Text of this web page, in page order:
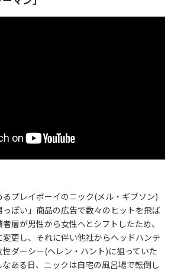
プレイボーイのニック(メル・ギブソン)
ぽい」商品の広告で数々のヒットを飛ば
層が男性から女性へとシフトしたため、
更し、それに伴い他社からヘッドハンテ
ダーシー(ヘレン・ハント)に狙っていた
ある日、ニックは自宅の風呂場で転倒し